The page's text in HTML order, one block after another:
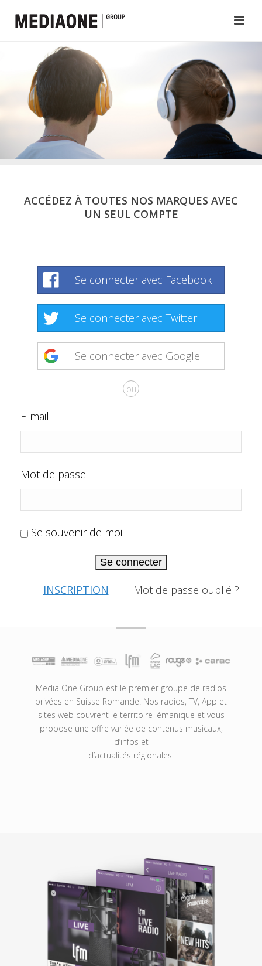
ACCÉDEZ À TOUTES NOS MARQUES AVEC
UN SEUL COMPTE
Se connecter avec Facebook
Se connecter avec Twitter
Se connecter avec Google
ou
E-mail
Mot de passe
Se souvenir de moi
Se connecter
INSCRIPTION Mot de passe oublié ?
Media One Group est le premier groupe de radios
privées en Suisse Romande. Nos radios, TV, App et
sites web couvrent le territoire lémanique et vous
propose une offre variée de contenus musicaux,
d’infos et
d’actualités régionales.